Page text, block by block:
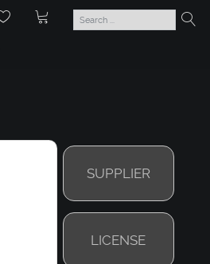
SUPPLIER
LICENSE